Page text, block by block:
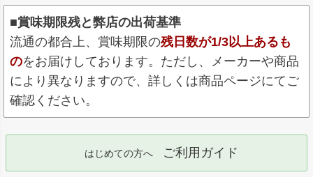
■賞味期限残と弊店の出荷基準
流通の都合上、賞味期限の残日数が1/3以上あるも
のをお届けしております。ただし、メーカーや商品
により異なりますので、詳しくは商品ページにてご
確認ください。
はじめての方へ ご利用ガイド